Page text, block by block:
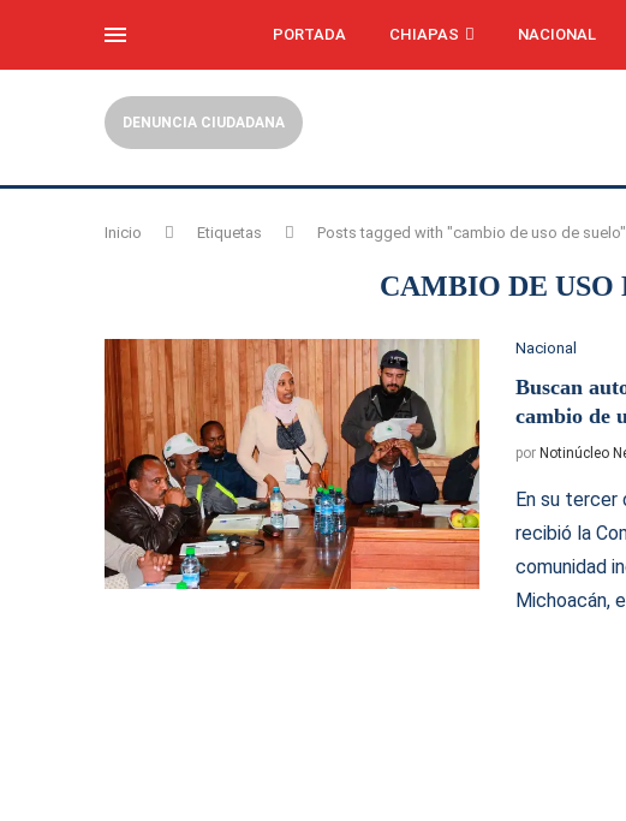
PORTADA CHIAPAS NACIONAL
DENUNCIA CIUDADANA
Inicio Etiquetas Posts tagged with "cambio de uso de suelo"
CAMBIO DE USO
Nacional
Buscan
cambio de
por Notinúcleo
En su tercer
recibió la
comunidad
Michoacán,